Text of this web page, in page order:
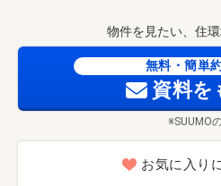
※現地に人はおりませんので、
前にお電話下さい♪
【ご来場予約キャンペーン開催
ご予約の上、ご来場頂きアン
物件を見たい、住
無料・簡単
資料を
※SUUMO
お気に入り